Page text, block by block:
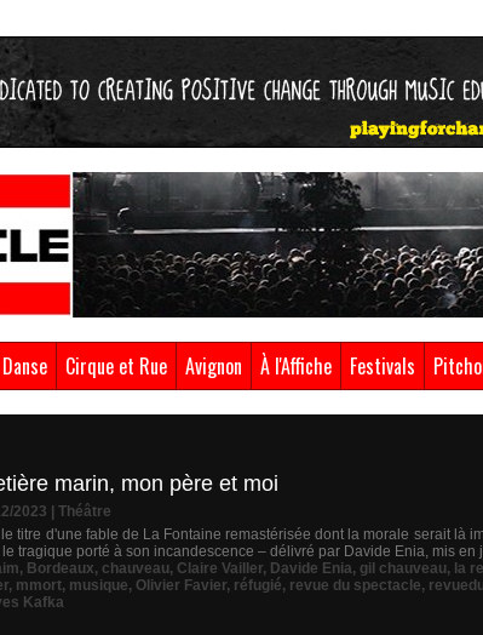
Danse Cirque et Rue Avignon À l'Affiche Festivals
marin, mon père et moi
2023
Théâtre
titre d'une fable de La Fontaine remastérisée dont la morale serait là
tragique porté à son incandescence – délivré par Davide Enia, mis
, Bordeaux, chauveau, Claire Vailler, Davide Enia, gil chauveau, la
, mmort, musique, Olivier Favier, réfugié, revue du spectacle,
Kafka